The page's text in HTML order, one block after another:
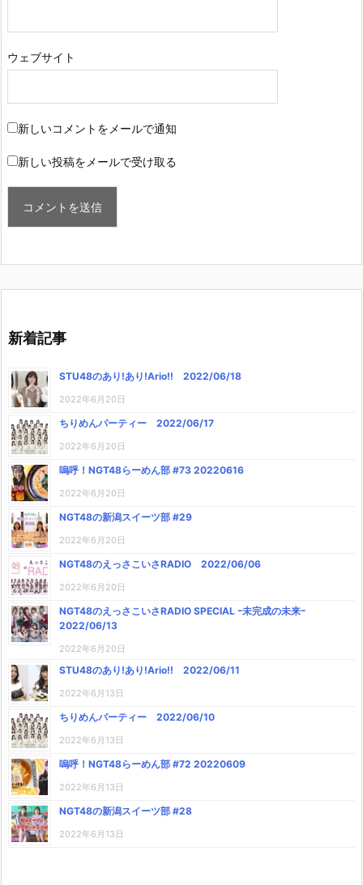
ウェブサイト
新しいコメントをメールで通知
新しい投稿をメールで受け取る
新着記事
STU48のあり!あり!Ario!! 2022/06/18
2022年6月20日
ちりめんパーティー 2022/06/17
2022年6月20日
嗚呼！NGT48らーめん部 #73 20220616
2022年6月20日
NGT48の新潟スイーツ部 #29
2022年6月20日
NGT48のえっさこいさRADIO 2022/06/06
2022年6月20日
NGT48のえっさこいさRADIO SPECIAL ｰ未完成の未来ｰ
2022/06/13
2022年6月20日
STU48のあり!あり!Ario!! 2022/06/11
2022年6月13日
ちりめんパーティー 2022/06/10
2022年6月13日
嗚呼！NGT48らーめん部 #72 20220609
2022年6月13日
NGT48の新潟スイーツ部 #28
2022年6月13日